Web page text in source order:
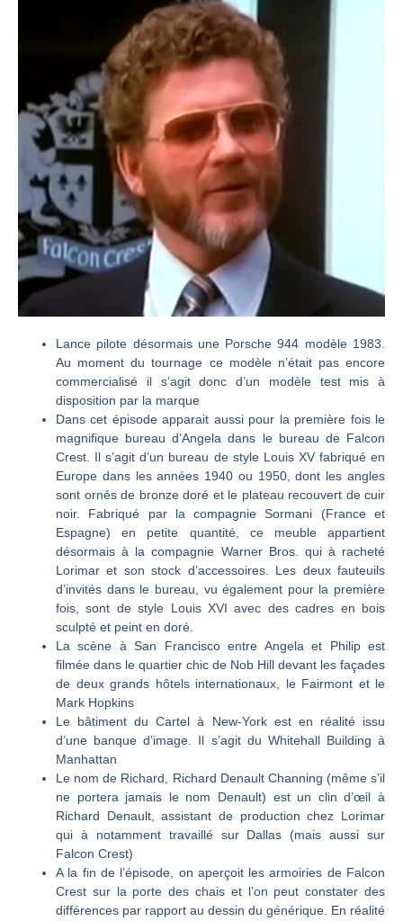
Lance pilote désormais une Porsche 944 modèle 1983.
Au moment du tournage ce modèle n’était pas encore
commercialisé il s’agit donc d’un modèle test mis à
disposition par la marque
Dans cet épisode apparait aussi pour la première fois le
magnifique bureau d’Angela dans le bureau de Falcon
Crest. Il s’agit d’un bureau de style Louis XV fabriqué en
Europe dans les années 1940 ou 1950, dont les angles
sont ornés de bronze doré et le plateau recouvert de cuir
noir. Fabriqué par la compagnie Sormani (France et
Espagne) en petite quantité, ce meuble appartient
désormais à la compagnie Warner Bros. qui à racheté
Lorimar et son stock d’accessoires. Les deux fauteuils
d’invités dans le bureau, vu également pour la première
fois, sont de style Louis XVI avec des cadres en bois
sculpté et peint en doré.
La scène à San Francisco entre Angela et Philip est
filmée dans le quartier chic de Nob Hill devant les façades
de deux grands hôtels internationaux, le Fairmont et le
Mark Hopkins
Le bâtiment du Cartel à New-York est en réalité issu
d’une banque d’image. Il s’agit du Whitehall Building à
Manhattan
Le nom de Richard, Richard Denault Channing (même s’il
ne portera jamais le nom Denault) est un clin d’œil à
Richard Denault, assistant de production chez Lorimar
qui à notamment travaillé sur Dallas (mais aussi sur
Falcon Crest)
A la fin de l’épisode, on aperçoit les armoiries de Falcon
Crest sur la porte des chais et l’on peut constater des
différences par rapport au dessin du générique. En réalité